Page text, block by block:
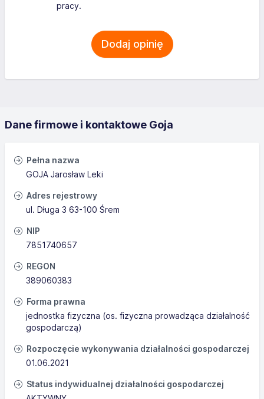
pracy.
Dodaj opinię
Dane firmowe i kontaktowe Goja
Pełna nazwa
GOJA Jarosław Leki
Adres rejestrowy
ul. Długa 3 63-100 Śrem
NIP
7851740657
REGON
389060383
Forma prawna
jednostka fizyczna (os. fizyczna prowadząca działalność
gospodarczą)
Rozpoczęcie wykonywania działalności gospodarczej
01.06.2021
Status indywidualnej działalności gospodarczej